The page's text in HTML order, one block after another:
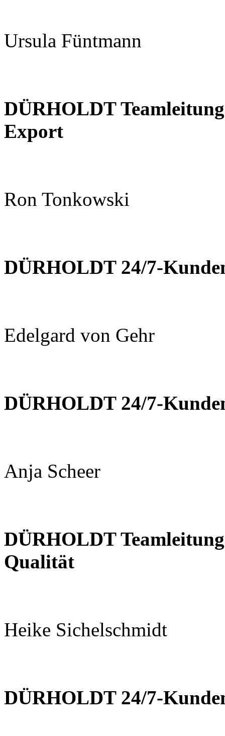
Ursula Füntmann
DÜRHOLDT
Export
Ron Tonkowski
DÜRHOLDT 24/7-
Edelgard von Gehr
DÜRHOLDT 24/7-
Anja Scheer
DÜRHOLDT
Qualität
Heike Sichelschmidt
DÜRHOLDT 24/7-